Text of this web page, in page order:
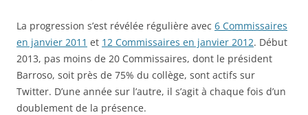
La progression s’est révélée régulière avec 6 Commissaires
en janvier 2011 et 12 Commissaires en janvier 2012. Début
2013, pas moins de 20 Commissaires, dont le président
Barroso, soit près de 75% du collège, sont actifs sur
Twitter. D’une année sur l’autre, il s’agit à chaque fois d’un
doublement de la présence.